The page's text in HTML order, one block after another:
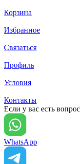
Корзина
Избранное
Связаться
Профиль
Условия
Контакты
Если у вас есть
WhatsApp